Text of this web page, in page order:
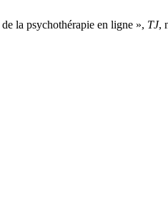
la psychothérapie en ligne », TJ,